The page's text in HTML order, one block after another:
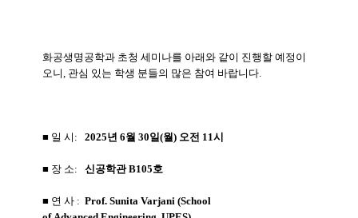
화공생명공학과 초청 세미나를 아래와 같이 진행할 예정이
오니, 관심 있는 학생 분들의 많은 참여 바랍니다.
■ 일 시: 2025년 6월 30일(월) 오전 11시
■ 장 소: 신공학관 B105호
■ 연 사 : Prof. Sunita Varjani (School